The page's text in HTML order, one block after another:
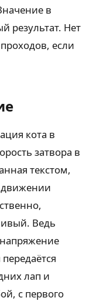
в
результат. Нет
если
кота в
затвора в
текстом,
движении
Ведь
лап и
с первого